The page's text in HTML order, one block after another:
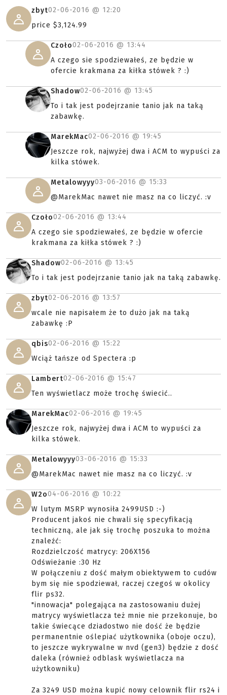
zbyt02-06-2016 @ 12:20
price $3,124.99
Czoło02-06-2016 @ 13:44
A czego sie spodziewałeś, ze będzie w
ofercie krakmana za kiłka stówek ? :)
Shadow02-06-2016 @ 13:45
To i tak jest podejrzanie tanio jak na taką
zabawkę.
MarekMac02-06-2016 @ 19:45
Jeszcze rok, najwyżej dwa i ACM to wypuści za
kilka stówek.
Metalowyyy03-06-2016 @ 15:33
@MarekMac nawet nie masz na co liczyć. :v
Czoło02-06-2016 @ 13:44
A czego sie spodziewałeś, ze będzie w ofercie
krakmana za kiłka stówek ? :)
Shadow02-06-2016 @ 13:45
To i tak jest podejrzanie tanio jak na taką zabawkę.
zbyt02-06-2016 @ 13:57
wcale nie napisałem że to dużo jak na taką
zabawkę :P
qbis02-06-2016 @ 15:22
Wciąż tańsze od Spectera :p
Lambert02-06-2016 @ 15:47
Ten wyświetlacz może trochę świecić..
MarekMac02-06-2016 @ 19:45
Jeszcze rok, najwyżej dwa i ACM to wypuści za
kilka stówek.
Metalowyyy03-06-2016 @ 15:33
@MarekMac nawet nie masz na co liczyć. :v
W2o04-06-2016 @ 10:22
W lutym MSRP wynosiła 2499USD :-)
Producent jakoś nie chwali się specyfikacją
techniczną, ale jak się trochę poszuka to można
znaleźć:
Rozdzielczość matrycy: 206X156
Odświeżanie :30 Hz
W połączeniu z dość małym obiektywem to cudów
bym się nie spodziewał, raczej czegoś w okolicy
flir ps32.
"innowacja" polegająca na zastosowaniu dużej
matrycy wyświetlacza też mnie nie przekonuje, bo
takie świecące dziadostwo nie dość że będzie
permanentnie oślepiać użytkownika (oboje oczu),
to jeszcze wykrywalne w nvd (gen3) będzie z dość
daleka (również odblask wyświetlacza na
użytkowniku)
Za 3249 USD można kupić nowy celownik flir rs24 i